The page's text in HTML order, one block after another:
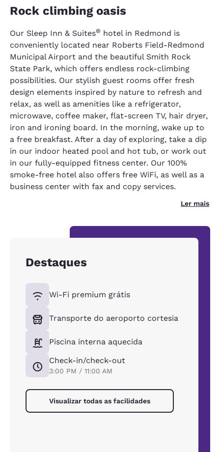
Rock climbing oasis
Our Sleep Inn & Suites® hotel in Redmond is
conveniently located near Roberts Field-Redmond
Municipal Airport and the beautiful Smith Rock
State Park, which offers endless rock-climbing
possibilities. Our stylish guest rooms offer fresh
design elements inspired by nature to refresh and
relax, as well as amenities like a refrigerator,
microwave, coffee maker, flat-screen TV, hair dryer,
iron and ironing board. In the morning, wake up to
a free breakfast. After a day of exploring, take a dip
in our indoor heated pool and hot tub, or work out
in our fully-equipped fitness center. Our 100%
smoke-free hotel also offers free WiFi, as well as a
business center with fax and copy services.
Ler mais
Destaques
Wi-Fi premium grátis
Transporte do aeroporto cortesia
Piscina interna aquecida
Check-in/check-out
3:00 PM / 11:00 AM
Visualizar todas as facilidades